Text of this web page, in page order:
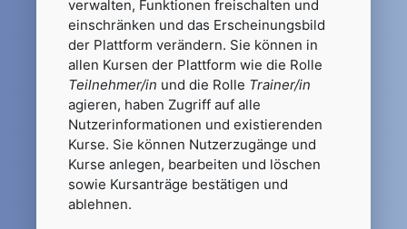
verwalten, Funktionen freischalten und
einschränken und das Erscheinungsbild
der Plattform verändern. Sie können in
allen Kursen der Plattform wie die Rolle
Teilnehmer/in und die Rolle Trainer/in
agieren, haben Zugriff auf alle
Nutzerinformationen und existierenden
Kurse. Sie können Nutzerzugänge und
Kurse anlegen, bearbeiten und löschen
sowie Kursanträge bestätigen und
ablehnen.